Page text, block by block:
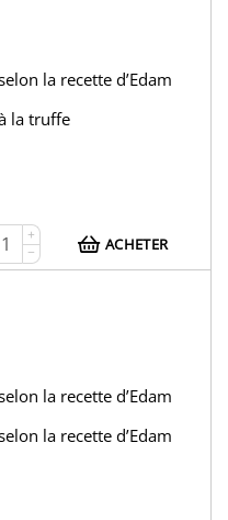
la recette d’Edam
la truffe
+
−
ACHETER
la recette d’Edam
la recette d’Edam